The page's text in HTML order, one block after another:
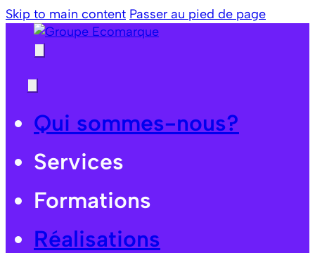
Skip to main content Passer au pied de page
Qui sommes-nous?
Services
Formations
Réalisations